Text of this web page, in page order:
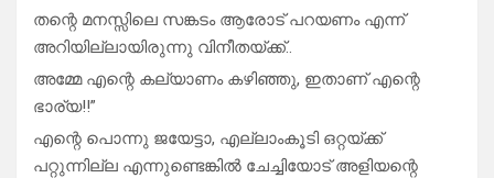
തന്റെ മനസ്സിലെ സങ്കടം ആരോട് പറയണം എന്ന്
അറിയില്ലായിരുന്നു വിനീതയ്ക്ക്..
അമ്മേ എന്റെ കല്യാണം കഴിഞ്ഞു, ഇതാണ് എന്റെ
ഭാര്യ!!”
എന്റെ പൊന്നു ജയേട്ടാ, എല്ലാംകൂടി ഒറ്റയ്ക്ക്
പറ്റുന്നില്ല എന്നുണ്ടെങ്കിൽ ചേച്ചിയോട് അളിയന്റെ